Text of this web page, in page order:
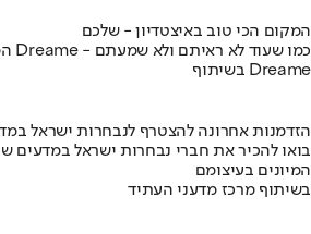
המקום הכי טוב באיצטדיון - שלכם
המונדיאל עם מסכי Dreame - כמו שעוד לא ראיתם ולא שמעתם
בשיתוף Dreame
הזדמנות אחרונה להצטרף לנבחרות ישראל
בואו להכיר את חברי נבחרות ישראל במדעים
המיונים בעיצומם
בשיתוף מרכז מדעני העתיד